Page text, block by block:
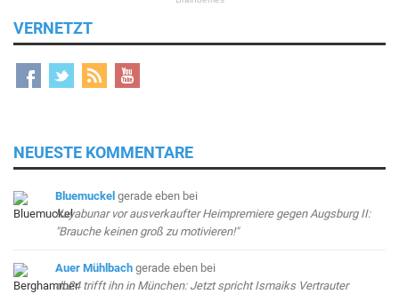
VERNETZT
NEUESTE KOMMENTARE
Bluemuckel gerade eben bei
Kayabunar vor ausverkaufter Heimpremiere gegen Augsburg II:
"Brauche keinen groß zu motivieren!"
Auer Mühlbach gerade eben bei
db24 trifft ihn in München: Jetzt spricht Ismaiks Vertrauter